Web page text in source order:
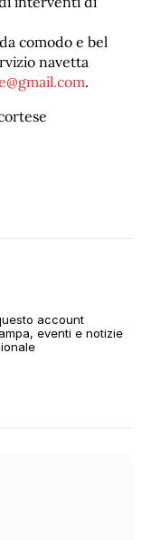
comodo e bel
navetta
.
account
eventi e notizie